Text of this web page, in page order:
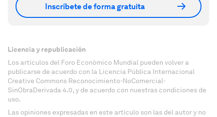
Inscríbete de forma gratuita
Licencia y republicación
Los artículos del Foro Económico Mundial pueden volver a
publicarse de acuerdo con la Licencia Pública Internacional
Creative Commons Reconocimiento-NoComercial-
SinObraDerivada 4.0, y de acuerdo con nuestras condiciones de
uso.
Las opiniones expresadas en este artículo son las del autor y no